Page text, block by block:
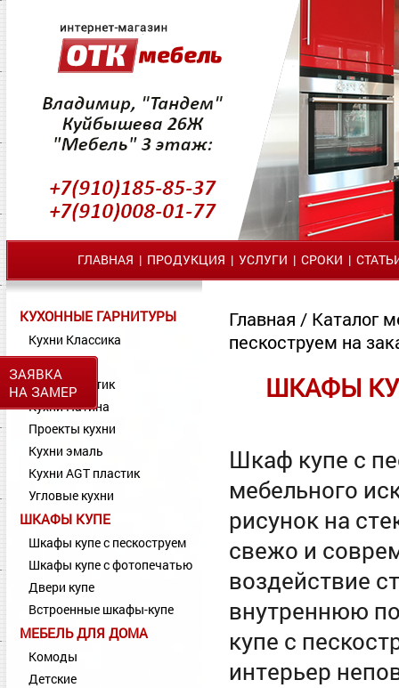
ЗАЯВКА
НА ЗАМЕР
ГЛАВНАЯ | ПРОДУКЦИЯ | УСЛУГИ | СРОКИ |
КУХОННЫЕ ГАРНИТУРЫ
Кухни Классика
Кухни МДФ
Кухни Пластик
Кухни Патина
Проекты кухни
Кухни эмаль
Кухни AGT пластик
Угловые кухни
ШКАФЫ КУПЕ
Шкафы купе с пескоструем
Шкафы купе с фотопечатью
Двери купе
Встроенные шкафы-купе
МЕБЕЛЬ ДЛЯ ДОМА
Комоды
Детские
Главная / Каталог
пескоструем на
ШКАФЫ
Шкаф купе с
мебельного
рисунок на
свежо и
воздействие
внутреннюю
купе с
интерьер